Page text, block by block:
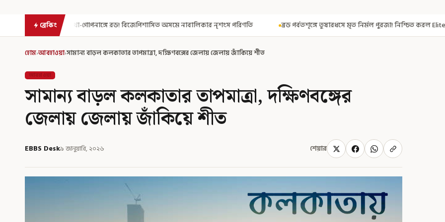
ব্রেকিং
রড! বিজেপিশাসিত অসমে নাবালিকার নৃশংস পরিণতি ব্রড পর্বতশৃঙ্গে তুষারধসে মৃত নির্মল পুরজা! নিশ্চিত করল Elite Exped নাগরিকত্ব
হোম›আবহাওয়া›সামান্য বাড়ল কলকাতার তাপমাত্রা, দক্ষিণবঙ্গের জেলায় জেলায় জাঁকিয়ে শীত
আবহাওয়া
সামান্য বাড়ল কলকাতার তাপমাত্রা, দক্ষিণবঙ্গের
জেলায় জেলায় জাঁকিয়ে শীত
EBBS Desk৯ জানুয়ারি, ২০২৬ শেয়ার